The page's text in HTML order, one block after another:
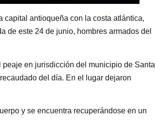
capital antioqueña con la costa atlántica,
de este 24 de junio, hombres armados del
en jurisdicción del municipio de Santa
del día. En el lugar dejaron
y se encuentra recuperándose en un